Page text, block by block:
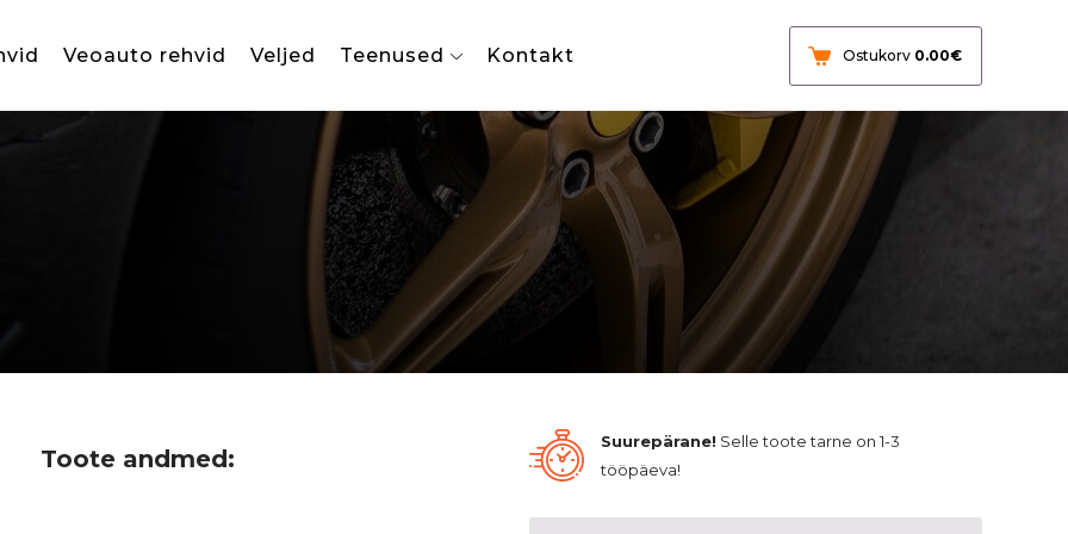
Veoauto rehvid Veljed Teenused Kontakt Ostukorv 0.00€
Toote andmed:
Suurepärane! Selle toote tarne on 1-3
tööpäeva!